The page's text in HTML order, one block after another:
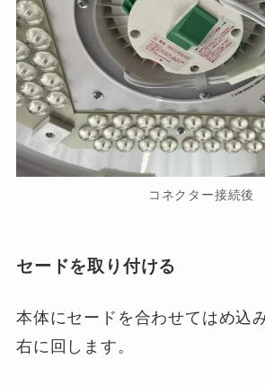
コネクター接続後
セードを取り付ける
本体にセードを合わせてはめ込
右に回します。